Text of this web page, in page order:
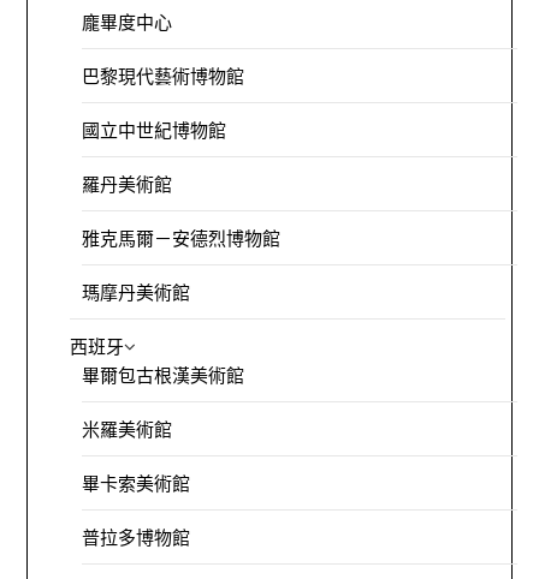
龐畢度中心
巴黎現代藝術博物館
國立中世紀博物館
羅丹美術館
雅克馬爾－安德烈博物館
瑪摩丹美術館
西班牙
畢爾包古根漢美術館
米羅美術館
畢卡索美術館
普拉多博物館